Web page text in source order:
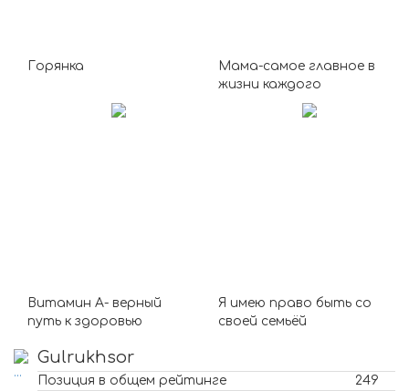
Горянка
Мама-самое главное в
жизни каждого
Витамин А- верный
путь к здоровью
Я имею право быть со
своей семьёй
Gulrukhsor
Позиция в общем рейтинге 249